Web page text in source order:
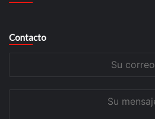
Contacto